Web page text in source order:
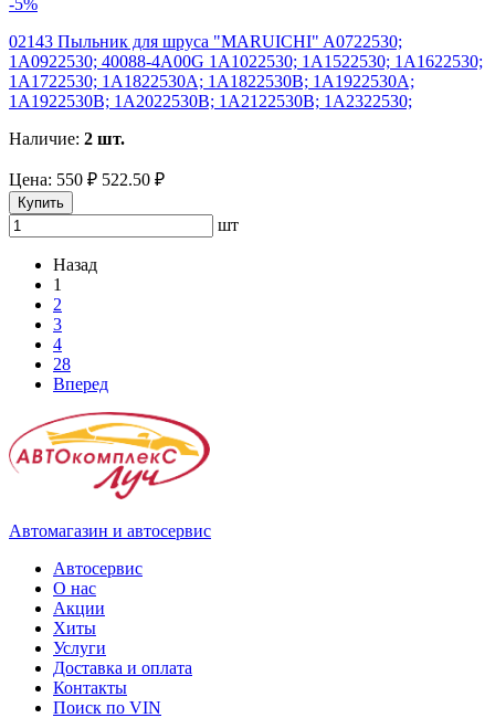
02143 Пыльник для шруса "MARUICHI" A0722530;
1A0922530; 40088-4A00G 1A1022530; 1A1522530; 1A1622530;
1A1722530; 1A1822530A; 1A1822530B; 1A1922530A;
1A1922530B; 1A2022530B; 1A2122530B; 1A2322530;
Наличие: 2 шт.
Цена: 550 ₽ 522.50 ₽
Купить
шт
Назад
1
2
3
4
28
Вперед
Автомагазин и автосервис
Автосервис
О нас
Акции
Хиты
Услуги
Доставка и оплата
Контакты
Поиск по VIN